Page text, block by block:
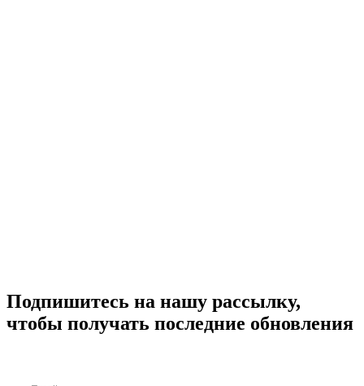
Подпишитесь на нашу рассылку,
чтобы получать последние обновления